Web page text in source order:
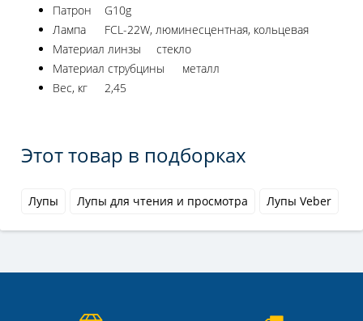
Патрон
G10g
Лампа
FCL-22W, люминесцентная, кольцевая
Материал линзы
стекло
Материал струбцины
металл
Вес, кг
2,45
Этот товар в подборках
Лупы Лупы для чтения и просмотра Лупы Veber